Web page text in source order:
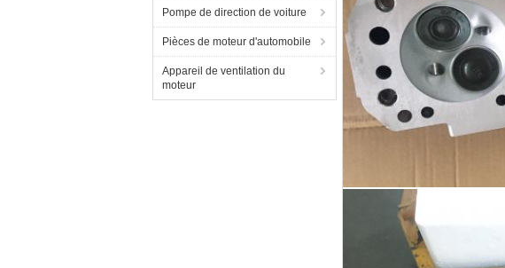
Pompe de direction de voiture
Pièces de moteur d'automobile
Appareil de ventilation du
moteur